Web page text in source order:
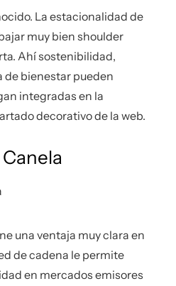
La estacionalidad de
muy bien shoulder
Ahí sostenibilidad,
de bienestar pueden
integradas en la
decorativo de la web.
una ventaja muy clara en
de cadena le permite
en mercados emisores